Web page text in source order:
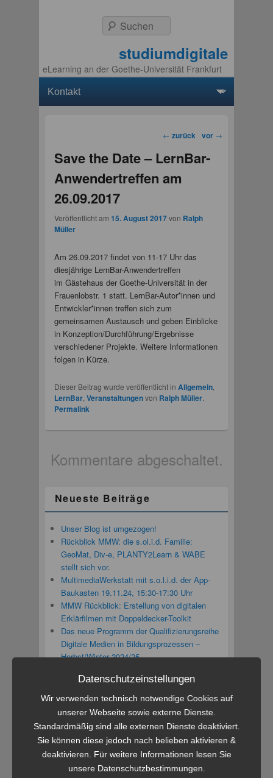
studiumdigitale
eLearning an der Goethe-Universität Frankfurt
Suchen
Beitragsnavigation
← zurück vor →
Save the Date – LernBar-
Anwendertreffen am
26.09.2017
Veröffentlicht am 15. August 2017von Ralph
Müller
Am 26.09.2017 findet von 11-17 Uhr das
diesjährige LernBar-Anwendertreffen
im Gästehaus der Goethe-Universität in der
Frauenlobstr. 1 statt. LernBar-Autor*innen und
Entwickler*innen treffen sich zum
gemeinsamen Austausch und geben Einblicke
in Konzeption/Durchführung/Ergebnisse
verschiedener Projekte. Weitere Informationen
folgen in Kürze.
Dieser Beitrag wurde veröffentlicht in Allgemein,
LernBar, Veranstaltungenvon Ralph Müller.
Permalink
Kommentare abgeschaltet.
Neueste Beiträge
Unser Blog ist umgezogen!
Rückblick MMW: die s.ol.i.d. Familie:
GeoMat, Div-e, PLANTY2Learn & WABE
stellt sich vor.
MultimediaWerkstatt mit s.o.l.i.d. der App-
Baukasten 19.11.24, 15:30-17:30 Uhr
MMW Rückblick: Erstellung von digitalen
Erklärfilmen mit Doppeldecker-Toolkit
Das neue Programm der Qualifizierungsreihe
Digitale Medien in Bildungsprozessen –
Herbst/Winter 2024/25
zur Gestaltung digitaler Lehr-/Lernmaterialien
Linda RustemeierbeiRückblick zum 14.
eLearning-Netzwerktag
Herbert SchmidtbeiTooltime! – Workshop
Datenschutzeinstellungen
Wir verwenden technisch notwendige Cookies auf
unserer Webseite sowie externe Dienste.
Standardmäßig sind alle externen Dienste deaktiviert.
Sie können diese jedoch nach belieben aktivieren &
deaktivieren. Für weitere Informationen lesen Sie
unsere Datenschutzbestimmungen.